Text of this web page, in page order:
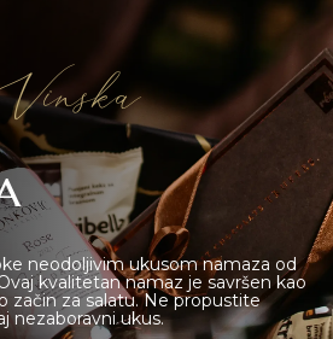
neodoljivim ukusom namaza od
kvalitetan namaz je savršen kao
začin za salatu. Ne propustite
nezaboravni ukus.